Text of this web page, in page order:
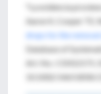
*La evidencia
Aaron K, Cooper TE,
drops for the removal
Database of
Art. No.: CD012171.
10.1002/